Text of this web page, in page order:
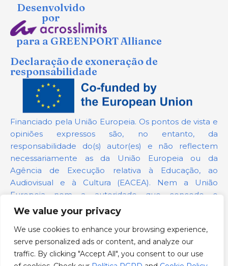
We value your privacy
We use cookies to enhance your browsing experience,
serve personalized ads or content, and analyze our
traffic. By clicking "Accept All", you consent to our use
Desenvolvido
por
para a GREENPORT Alliance
Declaração de exoneração de
responsabilidade
Financiado pela União Europeia. Os pontos de vista e
opiniões expressos são, no entanto, da
responsabilidade do(s) autor(es) e não reflectem
necessariamente as da União Europeia ou da
Agência de Execução relativa à Educação, ao
Audiovisual e à Cultura (EACEA). Nem a União
Europeia nem a autoridade que concede o
financiamento podem ser responsabilizadas por elas.
Número do projeto:101139879
Política RGPD
Cookie Policy